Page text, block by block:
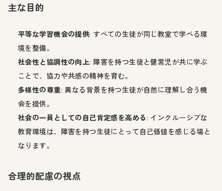
主な目的
平等な学習機会の提供: すべての生徒が同じ教室で学べる環
境を整備。
社会性と協調性の向上: 障害を持つ生徒と健常児が共に学ぶ
ことで、協力や共感の精神を育む。
多様性の尊重: 異なる背景を持つ生徒が自然に理解し合う機
会を提供。
社会の一員としての自己肯定感を高める : インクルーシブな
教育環境は、障害を持つ生徒にとって自己価値を感じる場と
なります。
合理的配慮の視点